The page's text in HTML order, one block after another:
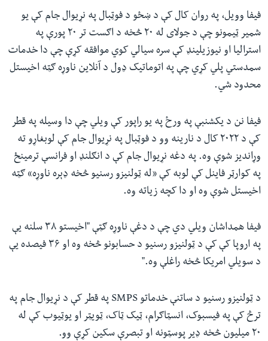
فیفا وویل، په روان کال کې د ښځو د فوټبال په نړیوال جام کې یو
شمیر ټیمونو چې د جولای له ۲۰ څخه د اګست تر ۲۰ پورې په
استرالیا او نیوزیلینډ کې سره سیالي کوي موافقه کړې چې دا خدمات
سمدستي پلي کړي چې په اتوماتيک ډول د آنلاین ناوړه ګټه اخیستل
محدود شي.
فیفا نن د یکشنبې په ورځ په یو راپور کې ویلي چې دا وسیله په قطر
کې د ۲۰۲۲ کال د نارینه وو د فوټبال په نړیوال جام کې لوبغاړو ته
وړاندیز شوې وه. په دغه نړیوال جام کې د انګلنډ او فرانسې ترمینځ
په کوارټر فاینل کې لوبه کې «له ټولنیزو رسنیو څخه ډېره ناوړه» ګټه
اخیستل شوې وه او دا کچه زیاته وه.
فیفا همداشان ویلي دي چې د دغې ناوړه ګټې "اخیستو ۳۸ سلنه یې
په اروپا کې کې د ټولنیزو رسنیو د حسابونو څخه وه او ۳۶ فیصده یې
د سویلي امریکا څخه راغلې وه."
د ټولنیزو رسنیو د ساتنې خدماتو SMPS په قطر کې د نړیوال جام په
ترڅ کې په فیسبوک، انسټاګرام، ټیک ټاک، ټویټر او یوټیوب کې له
۲۰ میلیون څخه ډیر پوسټونه او تبصرې سکین کړې وو.